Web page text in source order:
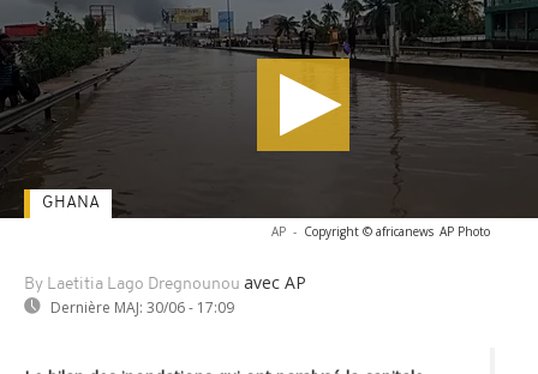
AP - Copyright © africanews AP Photo
By Laetitia Lago Dregnounou avec AP
Dernière MAJ: 30/06 - 17:09
GHANA